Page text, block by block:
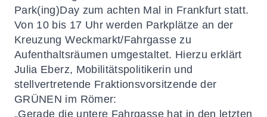
Park(ing)Day zum achten Mal in Frankfurt statt.
Von 10 bis 17 Uhr werden Parkplätze an der
Kreuzung Weckmarkt/Fahrgasse zu
Aufenthaltsräumen umgestaltet. Hierzu erklärt
Julia Eberz, Mobilitätspolitikerin und
stellvertretende Fraktionsvorsitzende der
GRÜNEN im Römer:
„Gerade die untere Fahrgasse hat in den letzten